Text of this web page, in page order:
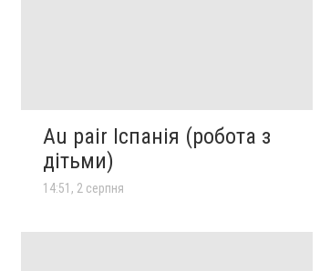
Au pair Іспанія (робота з
дітьми)
14:51, 2 серпня